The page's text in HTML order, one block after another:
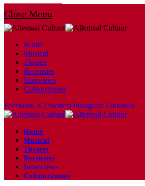
Close Menu
Home
Musical
Theater
Recensies
Interviews
Cultuurzomer
Facebook X (Twitter) Instagram LinkedIn
Home
Musical
Theater
Recensies
Interviews
Cultuurzomer